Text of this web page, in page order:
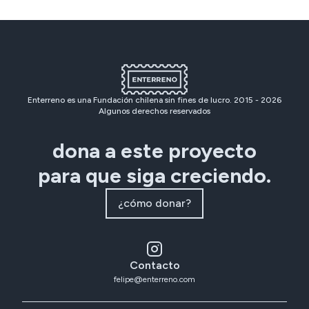
Enterreno es una Fundación chilena sin fines de lucro. 2015 - 2026
Algunos derechos reservados
dona a este proyecto
para que siga creciendo.
¿cómo donar?
Contacto
felipe@enterreno.com